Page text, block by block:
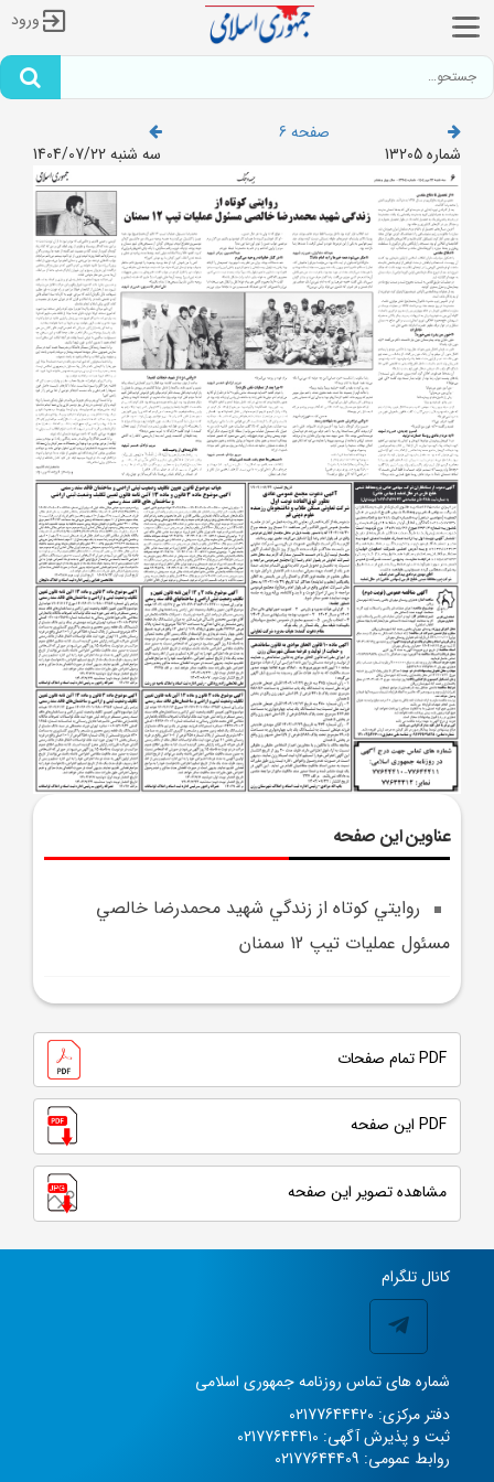
ورود
صفحه 6
شماره 13205
سه شنبه 1404/07/22
عناوین این صفحه
‏ روايتي کوتاه از زندگي شهيد محمدرضا خالصي
مسئول عمليات تيپ 12 سمنان
PDF تمام صفحات
PDF این صفحه
مشاهده تصویر این صفحه
کانال تلگرام
شماره های تماس روزنامه جمهوری اسلامی
دفتر مرکزی: 02177644420
ثبت و پذیرش آگهی: 02177644410
روابط عمومی: 02177644409